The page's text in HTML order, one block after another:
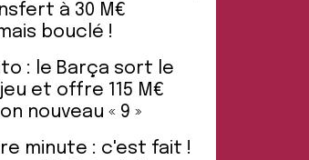
à 30 M€
bouclé !
: le Barça sort le
et offre 115 M€
nouveau « 9 »
minute : c'est fait !